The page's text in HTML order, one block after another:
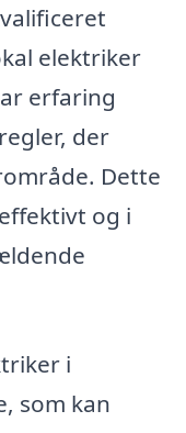
elektriker
erfaring
der
Dette
og i
i
som kan